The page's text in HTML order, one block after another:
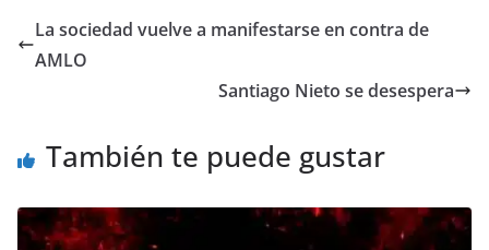
e
b
k
er l s
p
y
n
gr
m
e
La sociedad vuelve a manifestarse en contra de
AMLO
Santiago Nieto se desespera
También te puede gustar